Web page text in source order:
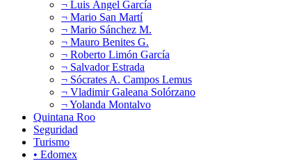
¬ Luis Ángel García
¬ Mario San Martí
¬ Mario Sánchez M.
¬ Mauro Benites G.
¬ Roberto Limón García
¬ Salvador Estrada
¬ Sócrates A. Campos Lemus
¬ Vladimir Galeana Solórzano
¬ Yolanda Montalvo
Quintana Roo
Seguridad
Turismo
• Edomex